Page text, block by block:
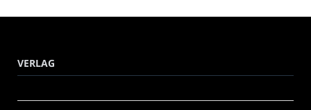
VERLAG